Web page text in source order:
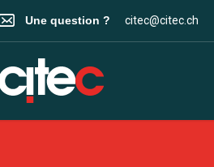
Une question ? citec@citec.ch